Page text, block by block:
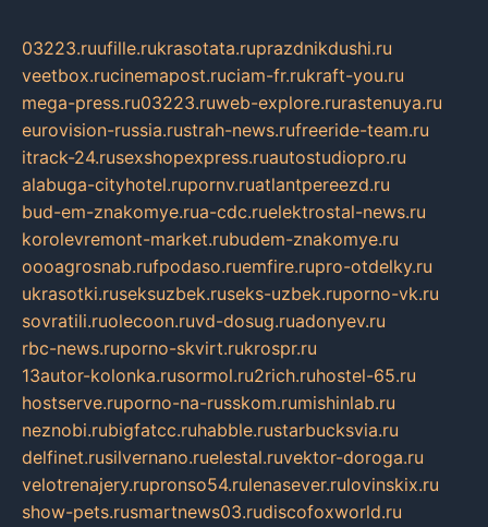
03223.ruufille.rukrasotata.ruprazdnikdushi.ru
veetbox.rucinemapost.ruciam-fr.rukraft-you.ru
mega-press.ru03223.ruweb-explore.rurastenuya.ru
eurovision-russia.rustrah-news.rufreeride-team.ru
itrack-24.rusexshopexpress.ruautostudiopro.ru
alabuga-cityhotel.rupornv.ruatlantpereezd.ru
bud-em-znakomye.rua-cdc.ruelektrostal-news.ru
korolevremont-market.rubudem-znakomye.ru
oooagrosnab.rufpodaso.ruemfire.rupro-otdelky.ru
ukrasotki.ruseksuzbek.ruseks-uzbek.ruporno-vk.ru
sovratili.ruolecoon.ruvd-dosug.ruadonyev.ru
rbc-news.ruporno-skvirt.rukrospr.ru
13autor-kolonka.rusormol.ru2rich.ruhostel-65.ru
hostserve.ruporno-na-russkom.rumishinlab.ru
neznobi.rubigfatcc.ruhabble.rustarbucksvia.ru
delfinet.rusilvernano.ruelestal.ruvektor-doroga.ru
velotrenajery.rupronso54.rulenasever.rulovinskix.ru
show-pets.rusmartnews03.rudiscofoxworld.ru